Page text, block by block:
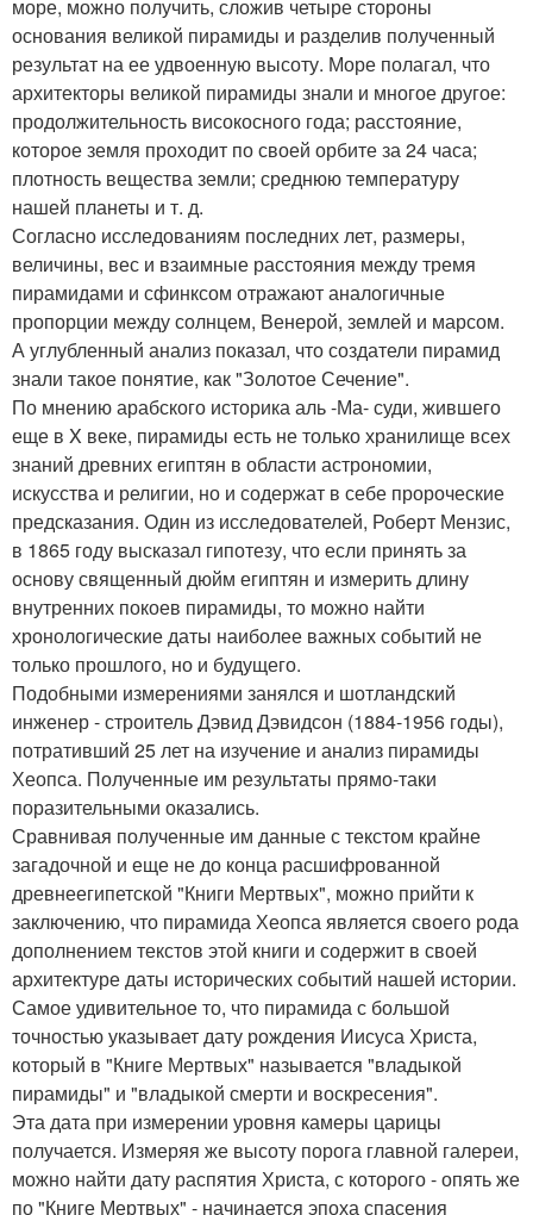
море, можно получить, сложив четыре стороны
основания великой пирамиды и разделив полученный
результат на ее удвоенную высоту. Море полагал, что
архитекторы великой пирамиды знали и многое другое:
продолжительность високосного года; расстояние,
которое земля проходит по своей орбите за 24 часа;
плотность вещества земли; среднюю температуру
нашей планеты и т. д.
Согласно исследованиям последних лет, размеры,
величины, вес и взаимные расстояния между тремя
пирамидами и сфинксом отражают аналогичные
пропорции между солнцем, Венерой, землей и марсом.
А углубленный анализ показал, что создатели пирамид
знали такое понятие, как "Золотое Сечение".
По мнению арабского историка аль -Ма- суди, жившего
еще в X веке, пирамиды есть не только хранилище всех
знаний древних египтян в области астрономии,
искусства и религии, но и содержат в себе пророческие
предсказания. Один из исследователей, Роберт Мензис,
в 1865 году высказал гипотезу, что если принять за
основу священный дюйм египтян и измерить длину
внутренних покоев пирамиды, то можно найти
хронологические даты наиболее важных событий не
только прошлого, но и будущего.
Подобными измерениями занялся и шотландский
инженер - строитель Дэвид Дэвидсон (1884-1956 годы),
потративший 25 лет на изучение и анализ пирамиды
Хеопса. Полученные им результаты прямо-таки
поразительными оказались.
Сравнивая полученные им данные с текстом крайне
загадочной и еще не до конца расшифрованной
древнеегипетской "Книги Мертвых", можно прийти к
заключению, что пирамида Хеопса является своего рода
дополнением текстов этой книги и содержит в своей
архитектуре даты исторических событий нашей истории.
Самое удивительное то, что пирамида с большой
точностью указывает дату рождения Иисуса Христа,
который в "Книге Мертвых" называется "владыкой
пирамиды" и "владыкой смерти и воскресения".
Эта дата при измерении уровня камеры царицы
получается. Измеряя же высоту порога главной галереи,
можно найти дату распятия Христа, с которого - опять же
по "Книге Мертвых" - начинается эпоха спасения